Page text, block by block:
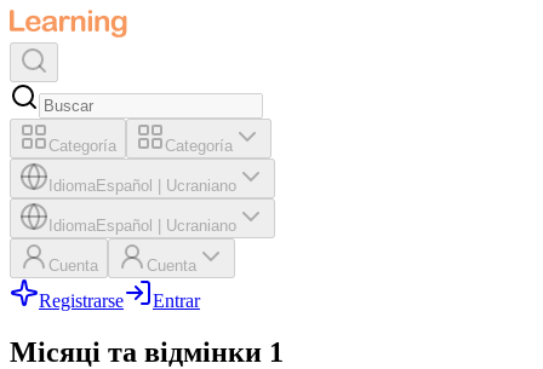
Categoría Categoría
IdiomaEspañol Ucraniano
IdiomaEspañol Ucraniano
Cuenta Cuenta
Registrarse Entrar
Місяці та відмінки 1